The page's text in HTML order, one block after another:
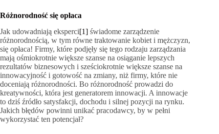
Różnorodność się opłaca
Jak udowadniają eksperci[1] świadome zarządzenie
różnorodnością, w tym równe traktowanie kobiet i mężczyzn,
się opłaca! Firmy, które podjęły się tego rodzaju zarządzania
mają ośmiokrotnie większe szanse na osiąganie lepszych
rezultatów biznesowych i sześciokrotnie większe szanse na
innowacyjność i gotowość na zmiany, niż firmy, które nie
doceniają różnorodności. Bo różnorodność prowadzi do
kreatywności, która jest generatorem innowacji. A innowacje
to dziś źródło satysfakcji, dochodu i silnej pozycji na rynku.
Jakich błędów powinni unikać pracodawcy, by w pełni
wykorzystać ten potencjał?